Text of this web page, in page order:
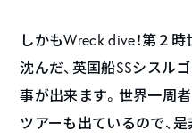
しかもWreck dive！第２
沈んだ、英国船SSシスル
事が出来ます。世界一周
ツアーも出ているので、